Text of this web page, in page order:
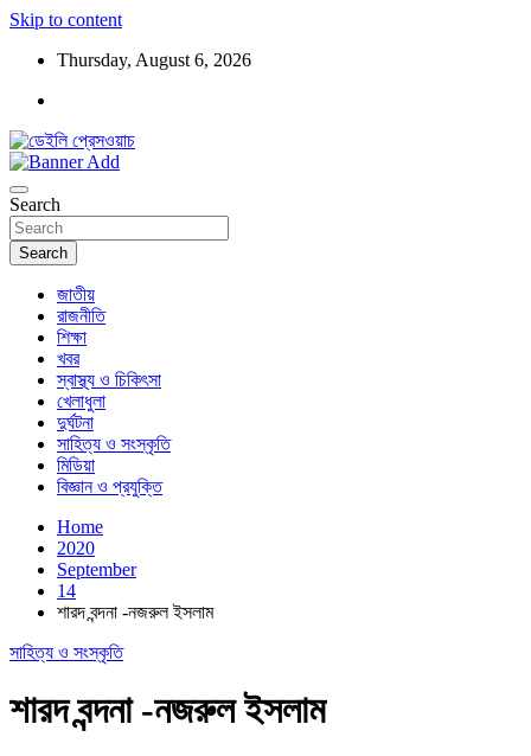
Skip to content
Thursday, August 6, 2026
ডেইলি প্রেসওয়াচ
Search
Search
জাতীয়
রাজনীতি
শিক্ষা
খবর
স্বাস্থ্য ও চিকিৎসা
খেলাধুলা
দুর্ঘটনা
সাহিত্য ও সংস্কৃতি
মিডিয়া
বিজ্ঞান ও প্রযুক্তি
Home
2020
September
14
শারদ বন্দনা -নজরুল ইসলাম
সাহিত্য ও সংস্কৃতি
শারদ বন্দনা -নজরুল ইসলাম